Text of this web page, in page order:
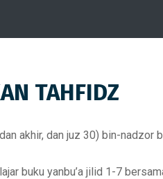
TAHFIDZ
akhir, dan juz 30) bin-nadzor
buku yanbu’a jilid 1-7